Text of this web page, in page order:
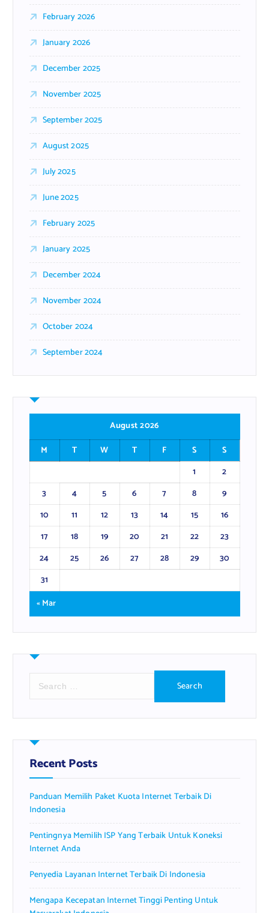
February 2026
January 2026
December 2025
November 2025
September 2025
August 2025
July 2025
June 2025
February 2025
January 2025
December 2024
November 2024
October 2024
September 2024
August 2026
M
T W T F S
S
1
2
3
4 5 6 7 8
9
10
11 12 13 14 15
16
17
18 19 20 21 22
23
24
25 26 27 28 29
30
31
« Mar
r
h
f
o
:
Recent Posts
Panduan Memilih Paket Kuota Internet Terbaik Di
Indonesia
Pentingnya Memilih ISP Yang Terbaik Untuk Koneksi
Internet Anda
Penyedia Layanan Internet Terbaik Di Indonesia
Mengapa Kecepatan Internet Tinggi Penting Untuk